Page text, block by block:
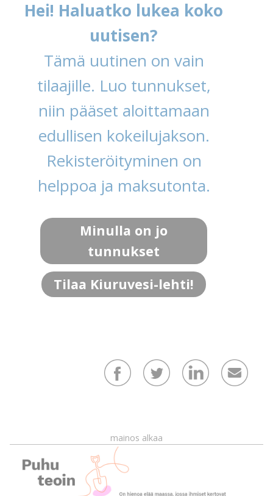
Hei! Haluatko lukea koko
uutisen?
Tämä uutinen on vain
tilaajille. Luo tunnukset,
niin pääset aloittamaan
edullisen kokeilujakson.
Rekisteröityminen on
helppoa ja maksutonta.
Minulla on jo
tunnukset
Tilaa Kiuruvesi-lehti!
mainos alkaa